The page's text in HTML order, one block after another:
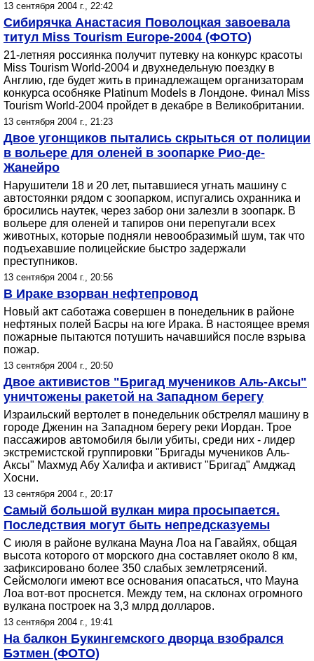
13 сентября 2004 г., 22:42
Сибирячка Анастасия Поволоцкая завоевала
титул Miss Tourism Europe-2004 (ФОТО)
21-летняя россиянка получит путевку на конкурс красоты
Miss Tourism World-2004 и двухнедельную поездку в
Англию, где будет жить в принадлежащем организаторам
конкурса особняке Platinum Models в Лондоне. Финал Miss
Tourism World-2004 пройдет в декабре в Великобритании.
13 сентября 2004 г., 21:23
Двое угонщиков пытались скрыться от полиции
в вольере для оленей в зоопарке Рио-де-
Жанейро
Нарушители 18 и 20 лет, пытавшиеся угнать машину с
автостоянки рядом с зоопарком, испугались охранника и
бросились наутек, через забор они залезли в зоопарк. В
вольере для оленей и тапиров они перепугали всех
животных, которые подняли невообразимый шум, так что
подъехавшие полицейские быстро задержали
преступников.
13 сентября 2004 г., 20:56
В Ираке взорван нефтепровод
Новый акт саботажа совершен в понедельник в районе
нефтяных полей Басры на юге Ирака. В настоящее время
пожарные пытаются потушить начавшийся после взрыва
пожар.
13 сентября 2004 г., 20:50
Двое активистов "Бригад мучеников Аль-Аксы"
уничтожены ракетой на Западном берегу
Израильский вертолет в понедельник обстрелял машину в
городе Дженин на Западном берегу реки Иордан. Трое
пассажиров автомобиля были убиты, среди них - лидер
экстремистской группировки "Бригады мучеников Аль-
Аксы" Махмуд Абу Халифа и активист "Бригад" Амджад
Хосни.
13 сентября 2004 г., 20:17
Самый большой вулкан мира просыпается.
Последствия могут быть непредсказуемы
С июля в районе вулкана Мауна Лоа на Гавайях, общая
высота которого от морского дна составляет около 8 км,
зафиксировано более 350 слабых землетрясений.
Сейсмологи имеют все основания опасаться, что Мауна
Лоа вот-вот проснется. Между тем, на склонах огромного
вулкана построек на 3,3 млрд долларов.
13 сентября 2004 г., 19:41
На балкон Букингемского дворца взобрался
Бэтмен (ФОТО)